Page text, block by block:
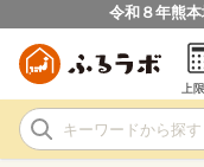
令和８年熊
上